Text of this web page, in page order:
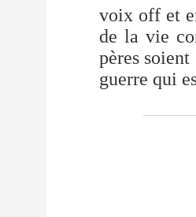
voix off et
de la vie
pères
guerre qui